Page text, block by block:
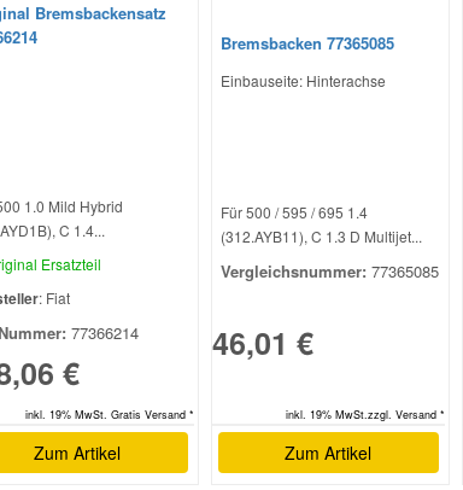
Bremsbackensatz
1.0 Mild Hybrid
C 1.4...
Ersatzteil
: Fiat
77366214
€
inkl. 19% MwSt. Gratis Versand *
Zum Artikel
Bremsbacken 77365085
Einbauseite: Hinterachse
Für 500 / 595 / 695 1.4
(312.AYB11), C 1.3 D Multijet...
Vergleichsnummer: 77365085
46,01 €
inkl. 19% MwSt.zzgl. Versand *
Zum Artikel